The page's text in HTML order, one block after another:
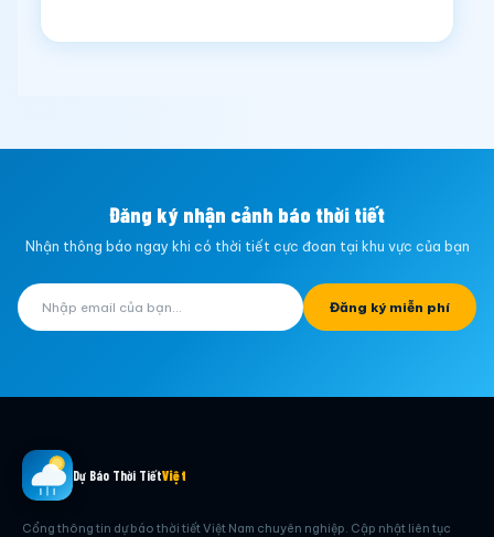
Đăng ký nhận cảnh báo thời tiết
Nhận thông báo ngay khi có thời tiết cực đoan tại khu vực của bạn
Đăng ký miễn phí
Dự Báo Thời TiếtViệt
Cổng thông tin dự báo thời tiết Việt Nam chuyên nghiệp. Cập nhật liên tục